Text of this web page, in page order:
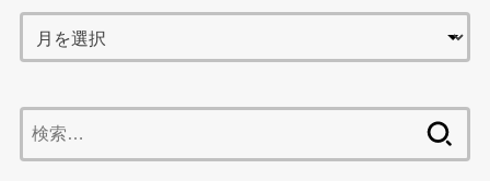
索: